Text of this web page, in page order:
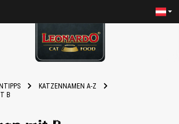
KATZENNAMEN A-Z
B